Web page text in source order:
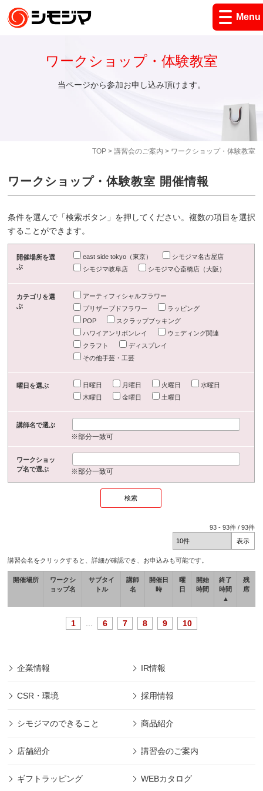
Menu
TOP> 講習会のご案内 > ワークショップ・体験教室
ワークショップ・体験教室
当ページから参加お申し込み頂けます。
ワークショップ・体験教室 開催情報
条件を選んで「検索ボタン」を押してください。複数の項目を選択
することができます。
開催場所を選
ぶ
east side tokyo（東京）
シモジマ名古屋店
シモジマ岐阜店
シモジマ心斎橋店（大阪）
カテゴリを選
ぶ
アーティフィシャルフラワー
プリザーブドフラワー
ラッピング
POP
スクラップブッキング
ハワイアンリボンレイ
ウェディング関連
クラフト
ディスプレイ
その他手芸・工芸
曜日を選ぶ 日曜日 月曜日 火曜日
水曜日
木曜日
金曜日 土曜日
講師名で選ぶ
※部分一致可
ワークショッ
プ名で選ぶ
※部分一致可
93 -93件 /93件
講習会名をクリックすると、詳細が確認でき、お申込みも可能です。
開催場所
ワークシ
ョップ名
サブタイ
トル
講師
名
開催日
時
曜
日
開始
時間
終了
時間
▲
残
席
1 6 7 8 9 10
企業情報 IR情報
CSR・環境 採用情報
シモジマのできること 商品紹介
店舗紹介 講習会のご案内
ギフトラッピング WEBカタログ